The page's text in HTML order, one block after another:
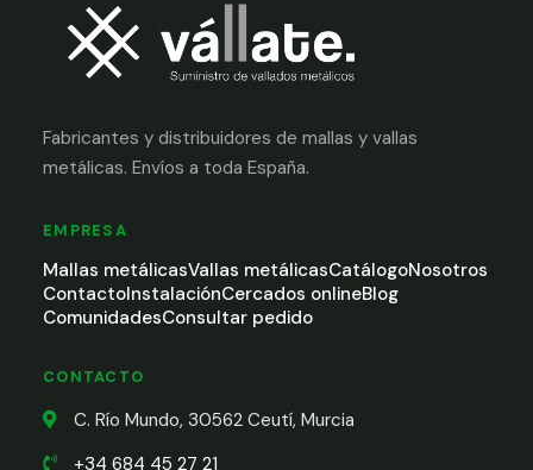
Fabricantes y distribuidores de mallas y vallas
metálicas. Envíos a toda España.
EMPRESA
Mallas metálicasVallas metálicasCatálogoNosotros
ContactoInstalaciónCercados onlineBlog
ComunidadesConsultar pedido
CONTACTO
C. Río Mundo, 30562 Ceutí, Murcia
+34 684 45 27 21